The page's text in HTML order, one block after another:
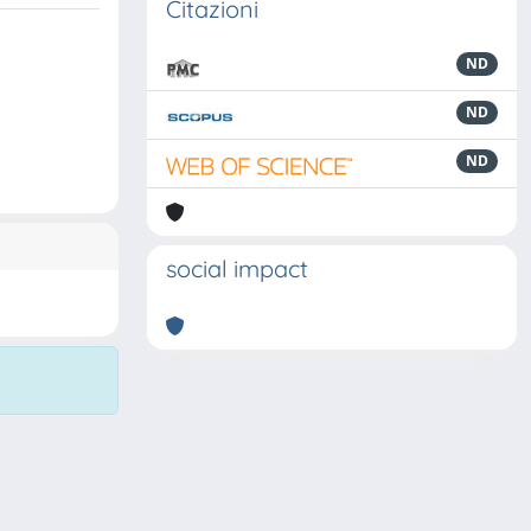
Citazioni
ND
ND
ND
social impact